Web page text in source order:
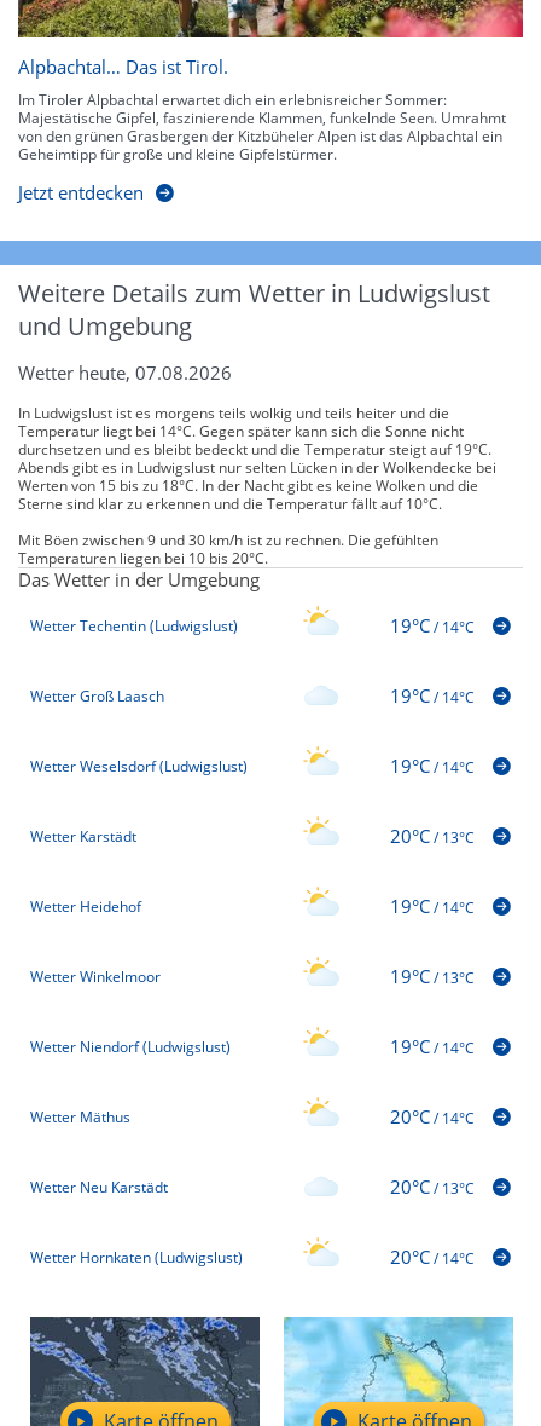
Alpbachtal… Das ist Tirol.
Im Tiroler Alpbachtal erwartet dich ein erlebnisreicher Sommer:
Majestätische Gipfel, faszinierende Klammen, funkelnde Seen. Umrahmt
von den grünen Grasbergen der Kitzbüheler Alpen ist das Alpbachtal ein
Geheimtipp für große und kleine Gipfelstürmer.
Jetzt entdecken
Weitere Details zum Wetter in Ludwigslust
und Umgebung
Wetter heute, 07.08.2026
In Ludwigslust ist es morgens teils wolkig und teils heiter und die
Temperatur liegt bei 14°C. Gegen später kann sich die Sonne nicht
durchsetzen und es bleibt bedeckt und die Temperatur steigt auf 19°C.
Abends gibt es in Ludwigslust nur selten Lücken in der Wolkendecke bei
Werten von 15 bis zu 18°C. In der Nacht gibt es keine Wolken und die
Sterne sind klar zu erkennen und die Temperatur fällt auf 10°C.
Mit Böen zwischen 9 und 30 km/h ist zu rechnen. Die gefühlten
Temperaturen liegen bei 10 bis 20°C.
Das Wetter in der Umgebung
Wetter Techentin (Ludwigslust) 19°C/14°C
Wetter Groß Laasch 19°C/14°C
Wetter Weselsdorf (Ludwigslust) 19°C/14°C
Wetter Karstädt 20°C/13°C
Wetter Heidehof 19°C/14°C
Wetter Winkelmoor 19°C/13°C
Wetter Niendorf (Ludwigslust) 19°C/14°C
Wetter Mäthus 20°C/14°C
Wetter Neu Karstädt 20°C/13°C
Wetter Hornkaten (Ludwigslust) 20°C/14°C